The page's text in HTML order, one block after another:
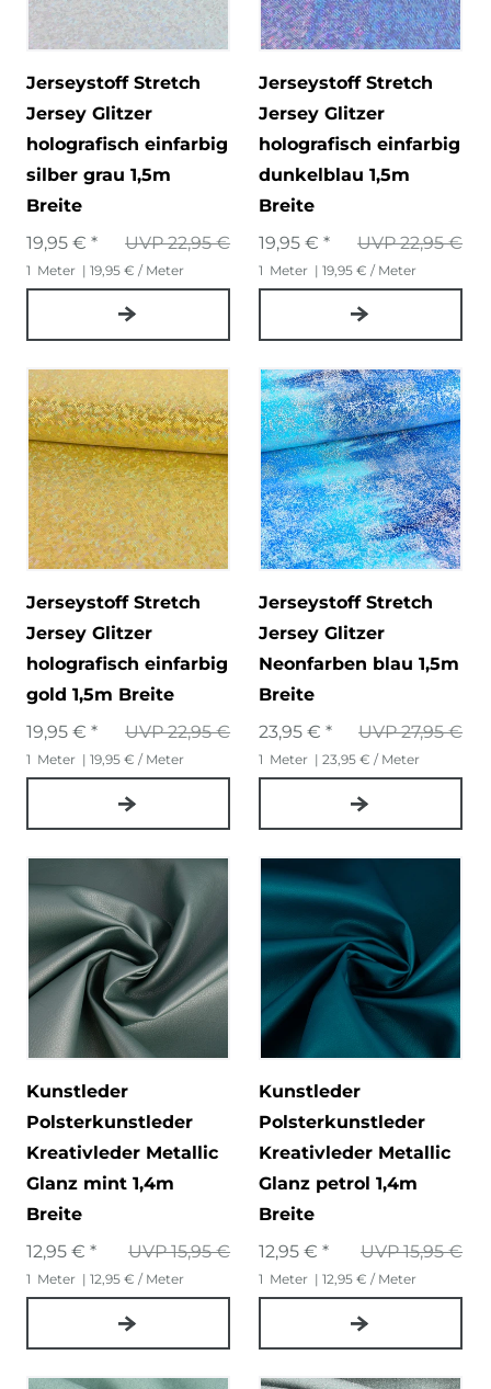
Jerseystoff Stretch
Jersey Glitzer
holografisch einfarbig
silber grau 1,5m
Breite
UVP 22,95 €
19,95 € *
1 Meter | 19,95 € / Meter
Jerseystoff Stretch
Jersey Glitzer
holografisch einfarbig
dunkelblau 1,5m
Breite
UVP 22,95 €
19,95 € *
1 Meter | 19,95 € / Meter
Jerseystoff Stretch
Jersey Glitzer
holografisch einfarbig
gold 1,5m Breite
UVP 22,95 €
19,95 € *
1 Meter | 19,95 € / Meter
Jerseystoff Stretch
Jersey Glitzer
Neonfarben blau 1,5m
Breite
UVP 27,95 €
23,95 € *
1 Meter | 23,95 € / Meter
Kunstleder
Polsterkunstleder
Kreativleder Metallic
Glanz mint 1,4m
Breite
UVP 15,95 €
12,95 € *
1 Meter | 12,95 € / Meter
Kunstleder
Polsterkunstleder
Kreativleder Metallic
Glanz petrol 1,4m
Breite
UVP 15,95 €
12,95 € *
1 Meter | 12,95 € / Meter